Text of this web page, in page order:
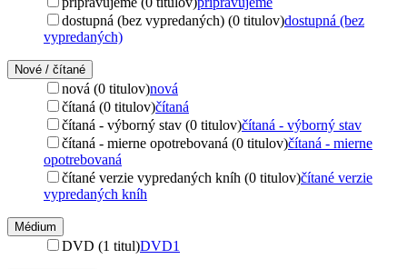
dostupná (bez vypredaných) (0 titulov)dostupná (bez
vypredaných)
Nové / čítané
nová (0 titulov)nová
čítaná (0 titulov)čítaná
čítaná - výborný stav (0 titulov)čítaná - výborný stav
čítaná - mierne opotrebovaná (0 titulov)čítaná - mierne
opotrebovaná
čítané verzie vypredaných kníh (0 titulov)čítané verzie
vypredaných kníh
Médium
DVD (1 titul)DVD1